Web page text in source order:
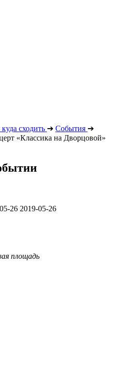
сходить ➔ События ➔
«Классика на Дворцовой»
26 2019-05-26
площадь